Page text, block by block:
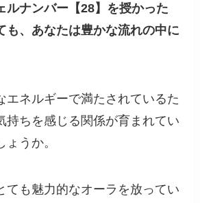
ルナンバー【28】を授かった
も、あなたは豊かな流れの中に
エネルギーで満たされているた
持ちを感じる関係が育まれてい
うか。
ても魅力的なオーラを放ってい